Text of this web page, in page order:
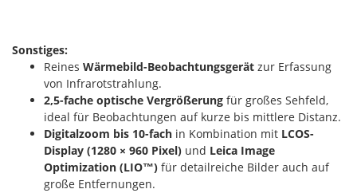
Sonstiges:
Reines Wärmebild-Beobachtungsgerät zur Erfassung
von Infrarotstrahlung.
2,5-fache optische Vergrößerung für großes Sehfeld,
ideal für Beobachtungen auf kurze bis mittlere Distanz.
Digitalzoom bis 10-fach in Kombination mit LCOS-
Display (1280 × 960 Pixel) und Leica Image
Optimization (LIO™) für detailreiche Bilder auch auf
große Entfernungen.